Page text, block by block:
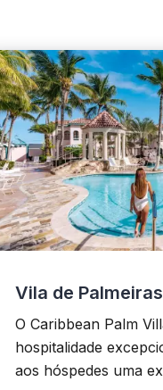
Vila de
O Caribbean Palm
hospitalidade
aos hóspedes uma